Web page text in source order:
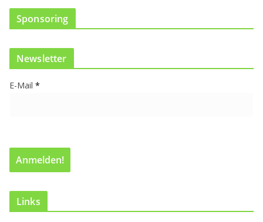
V
i
t
f
D
O
Sponsoring
Newsletter
E-Mail *
Links